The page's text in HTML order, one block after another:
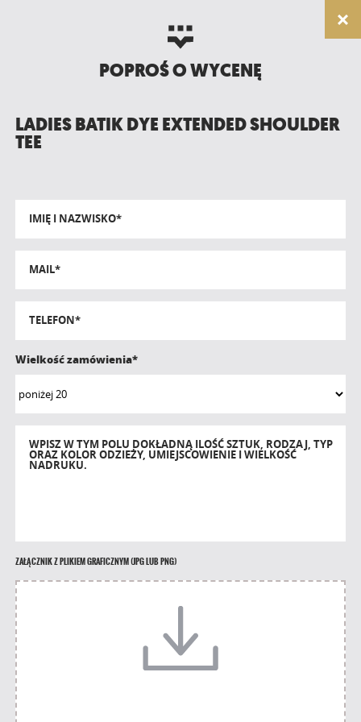
POPROŚ O WYCENĘ
LADIES BATIK DYE EXTENDED SHOULDER
TEE
IMIĘ I NAZWISKO*
MAIL*
TELEFON*
Wielkość zamówienia*
WPISZ W TYM POLU DOKŁADNĄ ILOŚĆ SZTUK, RODZAJ, TYP
ORAZ KOLOR ODZIEŻY, UMIEJSCOWIENIE I WIELKOŚĆ
NADRUKU.
ZAŁĄCZNIK Z PLIKIEM GRAFICZNYM (JPG LUB PNG)